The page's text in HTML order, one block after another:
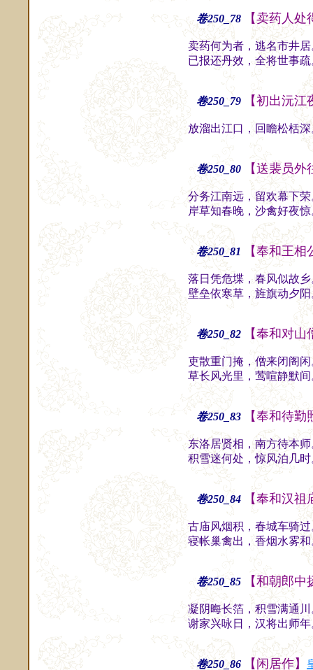
卷250_78 【卖药人
卖药何为者，逃名市井
已报还丹效，全将世事
卷250_79 【初出沅
放溜出江口，回瞻松栝
卷250_80 【送裴员
分务江南远，留欢幕下
岸草知春晚，沙禽好夜
卷250_81 【奉和王
落日凭危堞，春风似故
壁垒依寒草，旌旗动夕
卷250_82 【奉和对
吏散重门掩，僧来闭阁
草长风光里，莺喧静默
卷250_83 【奉和待
东洛居贤相，南方待本
积雪迷何处，惊风泊几
卷250_84 【奉和汉
古庙风烟积，春城车骑
寝帐巢禽出，香烟水雾
卷250_85 【和朝郎
凝阴晦长箔，积雪满通
谢家兴咏日，汉将出师
卷250_86 【闲居作】